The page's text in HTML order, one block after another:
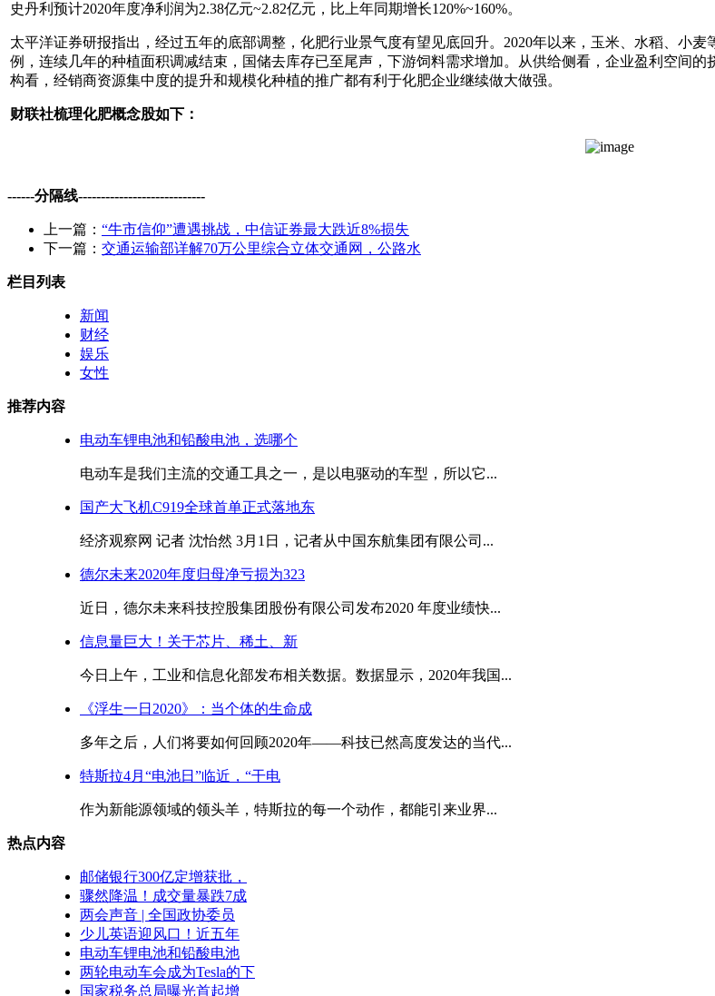
史丹利预计2020年度净利润为2.38亿元~2.82亿元，比上年同期增长120%~160%。
太平洋证券研报指出，经过五年的底部调整，化肥行业景气度有望见底回升。2020年以来，玉米、水稻、小
例，连续几年的种植面积调减结束，国储去库存已至尾声，下游饲料需求增加。从供给侧看，企业盈利空间
构看，经销商资源集中度的提升和规模化种植的推广都有利于化肥企业继续做大做强。
财联社梳理化肥概念股如下：
------分隔线----------------------------
上一篇： “牛市信仰”遭遇挑战，中信证券最大跌近8%损失
下一篇： 交通运输部详解70万公里综合立体交通网，公路水
栏目列表
新闻
财经
娱乐
女性
推荐内容
电动车锂电池和铅酸电池，选哪个
电动车是我们主流的交通工具之一，是以电驱动的车型，所以它...
国产大飞机C919全球首单正式落地东
经济观察网 记者 沈怡然 3月1日，记者从中国东航集团有限公司...
德尔未来2020年度归母净亏损为323
近日，德尔未来科技控股集团股份有限公司发布2020 年度业绩快...
信息量巨大！关于芯片、稀土、新
今日上午，工业和信息化部发布相关数据。数据显示，2020年我国...
《浮生一日2020》：当个体的生命成
多年之后，人们将要如何回顾2020年——科技已然高度发达的当代...
特斯拉4月“电池日”临近，“干电
作为新能源领域的领头羊，特斯拉的每一个动作，都能引来业界...
热点内容
邮储银行300亿定增获批，
骤然降温！成交量暴跌7成
两会声音 | 全国政协委员
少儿英语迎风口！近五年
电动车锂电池和铅酸电池
两轮电动车会成为Tesla的下
国家税务总局曝光首起增